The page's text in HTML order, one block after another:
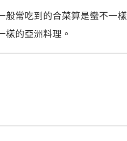
般常吃到的合菜算是蠻不一樣
樣的亞洲料理。